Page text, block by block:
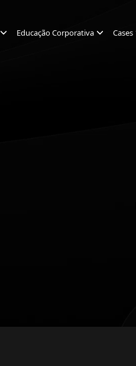
Educação Corporativa Cases